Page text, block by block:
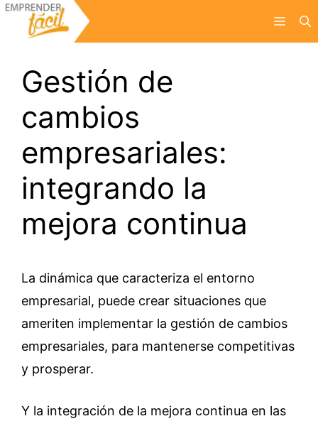
Saltar
Menú
Gestión de
cambios
empresariales:
integrando la
mejora continua
La dinámica que caracteriza el entorno
empresarial, puede crear situaciones que
ameriten implementar la gestión de cambios
empresariales, para mantenerse competitivas
y prosperar.
Y la integración de la mejora continua en las